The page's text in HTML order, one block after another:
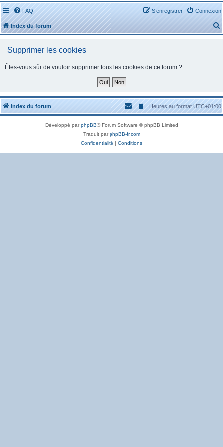
FAQ Connexion
S’enregistrer
Index du forum
e
c
h
Supprimer les cookies
Êtes-vous sûr de vouloir supprimer tous les cookies de ce forum ?
Index du forum Heures au formatUTC+01:00
Développé parphpBB® Forum Software © phpBB Limited
Traduit parphpBB-fr.com
Confidentialité | Conditions